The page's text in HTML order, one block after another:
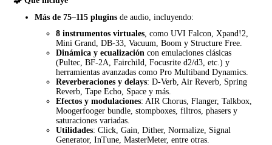
Más de 75–115 plugins de audio, incluyendo:
8 instrumentos virtuales , como UVI Falcon, Xpand!2,
Mini Grand, DB‑33, Vacuum, Boom y Structure Free.
Dinámica y ecualización con emulaciones clásicas
(Pultec, BF-2A, Fairchild, Focusrite d2/d3, etc.) y
herramientas avanzadas como Pro Multiband Dynamics.
Reverberaciones y delays: D‑Verb, Air Reverb, Spring
Reverb, Tape Echo, Space y más.
Efectos y modulaciones: AIR Chorus, Flanger, Talkbox,
Moogerfooger bundle, stompboxes, filtros, phasers y
saturaciones variadas.
Utilidades: Click, Gain, Dither, Normalize, Signal
Generator, InTune, MasterMeter, entre otras.